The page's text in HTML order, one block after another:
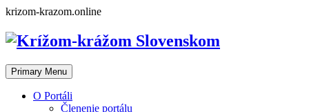
Skip
content
krizom-krazom.online
Primary Menu
O Portáli
Členenie portálu